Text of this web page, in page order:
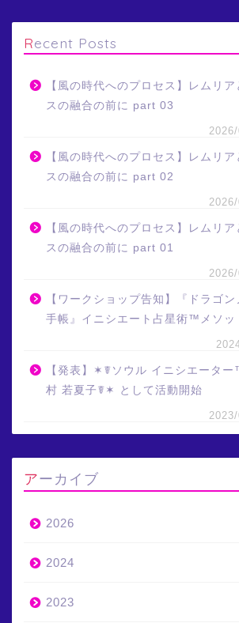
Recent Posts
【風の時代へのプロセス】レムリ
スの融合の前に part 03
【風の時代へのプロセス】レムリ
スの融合の前に part 02
【風の時代へのプロセス】レムリ
スの融合の前に part 01
【ワークショップ告知】『ドラゴ
手帳』イニシエート占星術™メソッ
【発表】✶☤ソウル イニシエータ
村 若夏子☤✶ として活動開始
アーカイブ
2026
2024
2023